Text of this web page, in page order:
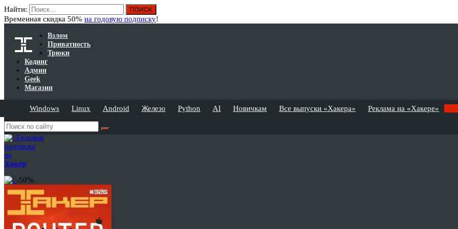
Найти:
Временная скидка 50% на годовую подписку!
Взлом
Приватность
Трюки
Кодинг
Админ
Geek
Магазин
Windows Linux Android Железо Python AI Новичкам Все выпуски «Хакера» Реклама на «Хакере»
Годовая
подписка
на
Хакер
-50%